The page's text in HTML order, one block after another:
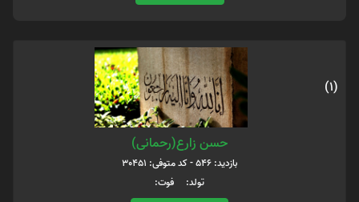
(1)
حسن زارع(رحمانی)
بازدید: 546 - کد متوفی: 30451
تولد: فوت: